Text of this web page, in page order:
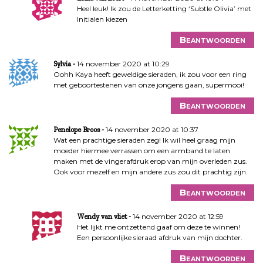
Heel leuk! Ik zou de Letterketting ‘Subtle Olivia’ met
Initialen kiezen
Beantwoorden
Sylvia
14 november 2020 at 10:29
Oohh Kaya heeft geweldige sieraden, ik zou voor een ring
met geboortestenen van onze jongens gaan, supermooi!
Beantwoorden
Penelope Broos
14 november 2020 at 10:37
Wat een prachtige sieraden zeg! Ik wil heel graag mijn
moeder hiermee verrassen om een armband te laten
maken met de vingerafdruk erop van mijn overleden zus.
Ook voor mezelf en mijn andere zus zou dit prachtig zijn.
Beantwoorden
Wendy van vliet
14 november 2020 at 12:59
Het lijkt me ontzettend gaaf om deze te winnen!
Een persoonlijke sieraad afdruk van mijn dochter.
Beantwoorden